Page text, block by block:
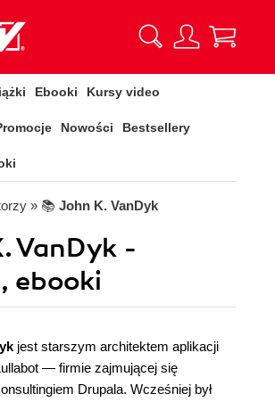
Ebooki Kursy video
Nowości Bestsellery
» 📚 John K. VanDyk
VanDyk -
ebooki
jest starszym architektem aplikacji
— firmie zajmującej się
Drupala. Wcześniej był